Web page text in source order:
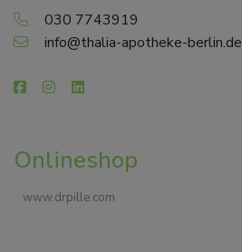
030 7743919
info@thalia-apotheke-berlin.de
Onlineshop
www.drpille.com